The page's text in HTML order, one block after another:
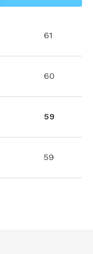
61
60
59
59